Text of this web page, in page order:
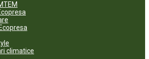
climatice